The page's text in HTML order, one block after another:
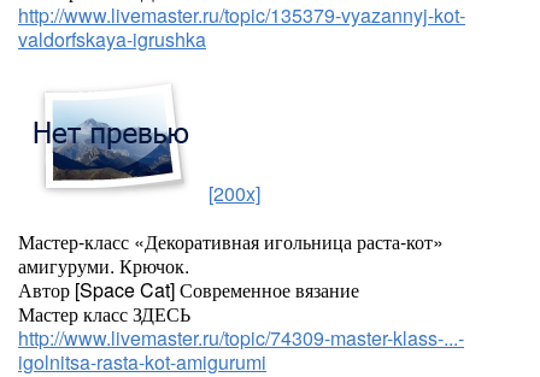
http://www.livemaster.ru/topic/135379-vyazannyj-kot-
valdorfskaya-igrushka
[200x]
Мастер-класс «Декоративная игольница раста-кот»
амигуруми. Крючок.
Автор [Space Cat] Современное вязание
Мастер класс ЗДЕСЬ
http://www.livemaster.ru/topic/74309-master-klass-...-
igolnitsa-rasta-kot-amigurumi